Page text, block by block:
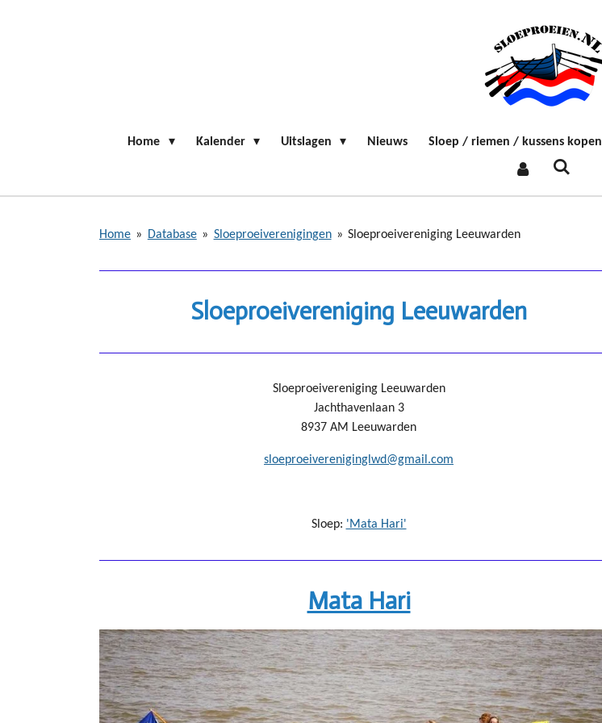
Home Kalender Uitslagen Nieuws Sloep / riemen / kussens kopen
Home » Database » Sloeproeiverenigingen » Sloeproeivereniging Leeuwarden
Sloeproeivereniging Leeuwarden
Sloeproeivereniging Leeuwarden
Jachthavenlaan 3
8937 AM Leeuwarden
sloeproeivereniginglwd@gmail.com
Sloep: 'Mata Hari'
Mata Hari